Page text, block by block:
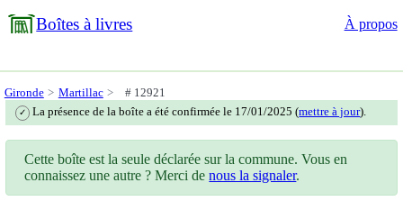
Boîtes à livres À propos
Gironde Martillac # 12921
✓ La présence de la boîte a été confirmée le 17/01/2025 (mettre à jour).
Cette boîte est la seule déclarée sur la commune. Vous en
connaissez une autre ? Merci denous la signaler.